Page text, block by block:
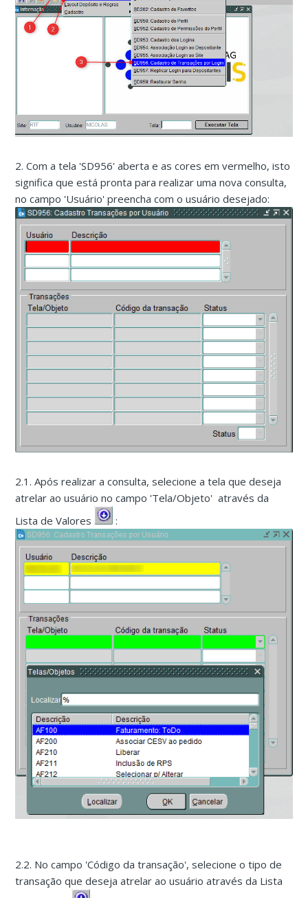
2. Com a tela 'SD956' aberta e as cores em vermelho, isto
significa que está pronta para realizar uma nova consulta,
no campo 'Usuário' preencha com o usuário desejado:
2.1. Após realizar a consulta, selecione a tela que deseja
atrelar ao usuário no campo 'Tela/Objeto' através da
Lista de Valores
:
2.2. No campo 'Código da transação', selecione o tipo de
transação que deseja atrelar ao usuário através da Lista